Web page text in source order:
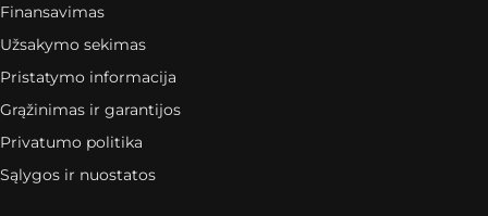
Finansavimas
Užsakymo sekimas
Pristatymo informacija
Grąžinimas ir garantijos
Privatumo politika
Sąlygos ir nuostatos